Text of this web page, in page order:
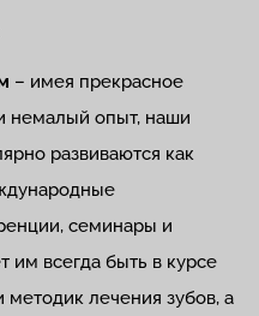
– имея прекрасное
немалый опыт, наши
развиваются как
семинары и
им всегда быть в курсе
лечения зубов, а